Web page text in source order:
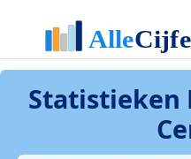
Statistieken